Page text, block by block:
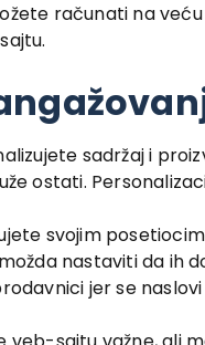
računati na
sadržaj i
ostati.
svojim
nastaviti da ih
jer se